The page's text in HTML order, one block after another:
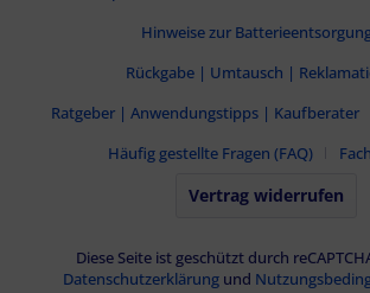
Hinweise zur
Rückgabe | Umtausch |
Ratgeber | Anwendungstipps | Kaufberater
Häufig gestellte Fragen (FAQ)
Vertrag widerrufen
Diese Seite ist geschützt durch
Datenschutzerklärung und